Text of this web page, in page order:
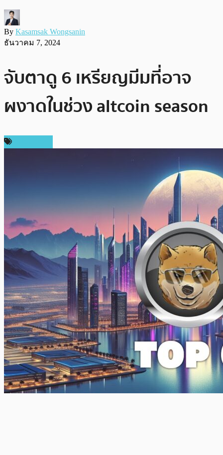
By Kasamsak Wongsanin
ธันวาคม 7, 2024
จับตาดู 6 เหรียญมีมที่อาจ
ผงาดในช่วง altcoin season